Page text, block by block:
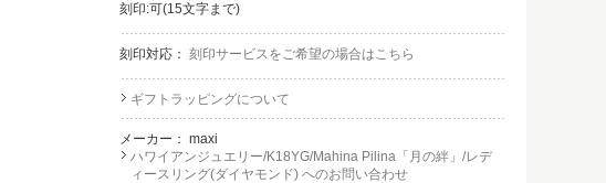
刻印:可(15文字まで)
刻印対応： 刻印サービスをご希望の場合はこちら
ギフトラッピングについて
メーカー： maxi
ハワイアンジュエリー/K18YG/Mahina Pilina「月の絆」/レデ
ィースリング(ダイヤモンド) へのお問い合わせ